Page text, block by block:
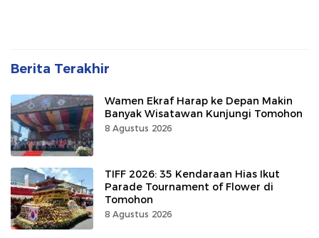
Berita Terakhir
Wamen Ekraf Harap ke Depan Makin
Banyak Wisatawan Kunjungi Tomohon
8 Agustus 2026
TIFF 2026: 35 Kendaraan Hias Ikut
Parade Tournament of Flower di
Tomohon
8 Agustus 2026